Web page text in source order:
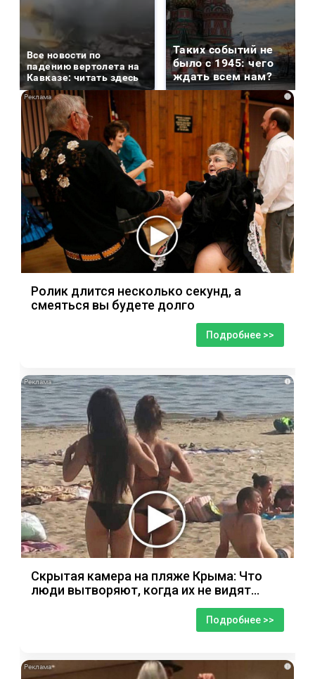
Все новости по
падению вертолета на
Кавказе: читать здесь
Таких событий не
было с 1945: чего
ждать всем нам?
i
Ролик длится несколько секунд, а
смеяться вы будете долго
Подробнее >>
i
Скрытая камера на пляже Крыма: Что
люди вытворяют, когда их не видят...
Подробнее >>
i